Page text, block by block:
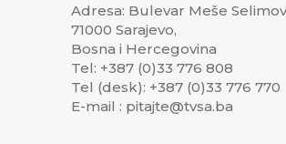
Adresa: Bulevar Meše
71000 Sarajevo,
Bosna i Hercegovina
Tel: +387 (0)33 776 808
Tel (desk): +387 (0)33 776 770
E-mail : pitajte@tvsa.ba